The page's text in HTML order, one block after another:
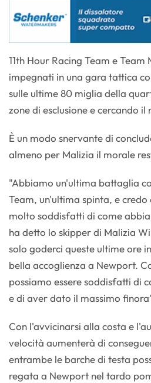
11th Hour Racing Team e Team
impegnati in una gara tattica
sulle ultime 80 miglia della
zone di esclusione e cercando
È un modo snervante di
almeno per Malizia il morale
"Abbiamo un'ultima battaglia
Team, un'ultima spinta, e credo
molto soddisfatti di come
ha detto lo skipper di Malizia
solo goderci queste ultime ore
bella accoglienza a Newport.
possiamo essere soddisfatti di
e di aver dato il massimo
Con l'avvicinarsi alla costa e
velocità aumenterà di
entrambe le barche di testa
regata a Newport nel tardo